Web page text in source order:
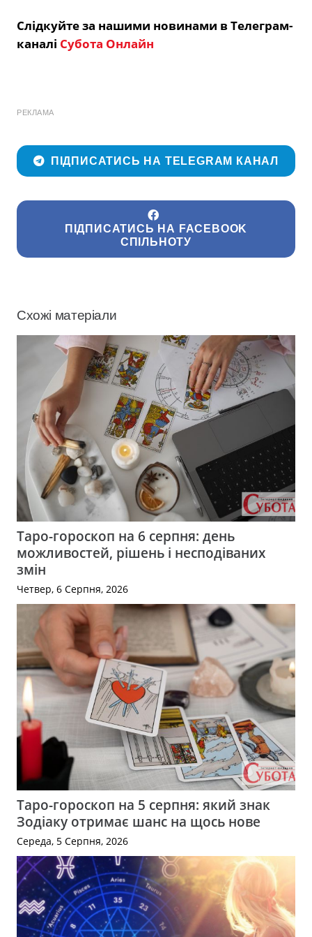
Слідкуйте за нашими новинами в Телеграм-
каналі Субота Онлайн
РЕКЛАМА
ПІДПИСАТИСЬ НА TELEGRAM КАНАЛ
ПІДПИСАТИСЬ НА FACEBOOK
СПІЛЬНОТУ
Схожі матеріали
Таро-гороскоп на 6 серпня: день
можливостей, рішень і несподіваних
змін
Четвер, 6 Серпня, 2026
Таро-гороскоп на 5 серпня: який знак
Зодіаку отримає шанс на щось нове
Середа, 5 Серпня, 2026